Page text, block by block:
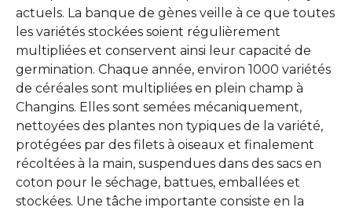
actuels. La banque de gènes veille à ce que toutes
les variétés stockées soient régulièrement
multipliées et conservent ainsi leur capacité de
germination. Chaque année, environ 1000 variétés
de céréales sont multipliées en plein champ à
Changins. Elles sont semées mécaniquement,
nettoyées des plantes non typiques de la variété,
protégées par des filets à oiseaux et finalement
récoltées à la main, suspendues dans des sacs en
coton pour le séchage, battues, emballées et
stockées. Une tâche importante consiste en la